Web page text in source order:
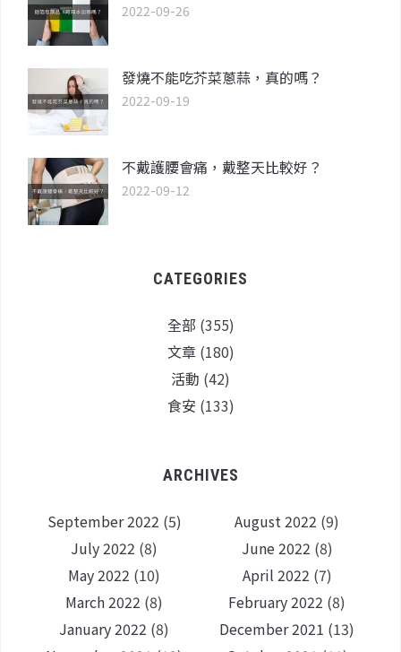
2022-09-26
發燒不能吃芥菜蔥蒜，真的嗎？
2022-09-19
不戴護腰會痛，戴整天比較好？
2022-09-12
CATEGORIES
全部 (355)
文章(180)
活動 (42)
食安 (133)
ARCHIVES
September 2022 (5) August 2022 (9)
July 2022 (8) June 2022 (8)
May 2022 (10) April 2022 (7)
March 2022 (8) February 2022 (8)
January 2022 (8) December 2021 (13)